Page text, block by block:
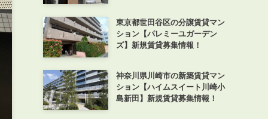
東京都世田谷区の分譲賃貸マン
ション【パレミーユガーデン
ズ】新規賃貸募集情報！
神奈川県川崎市の新築賃貸マン
ション【ハイムスイート川崎小
島新田】新規賃貸募集情報！